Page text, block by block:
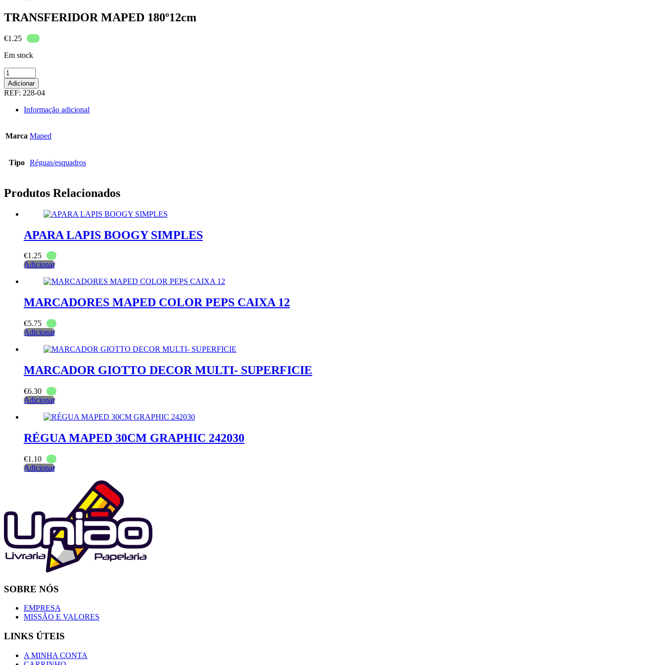
TRANSFERIDOR MAPED 180º12cm
€1.25
Em stock
Quantidade
de
TRANSFERIDOR
MAPED
180º12cm
Adicionar
REF: 228-04
Informação adicional
Marca Maped
Tipo Réguas/esquadros
Produtos Relacionados
APARA LAPIS BOOGY SIMPLES
€1.25
Adicionar
MARCADORES MAPED COLOR PEPS CAIXA 12
€5.75
Adicionar
MARCADOR GIOTTO DECOR MULTI- SUPERFICIE
€6.30
Adicionar
RÉGUA MAPED 30CM GRAPHIC 242030
€1.10
Adicionar
SOBRE NÓS
EMPRESA
MISSÃO E VALORES
LINKS ÚTEIS
A MINHA CONTA